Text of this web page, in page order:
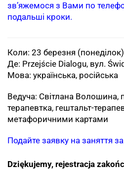
зв’яжемося з Вами по
подальші кроки.
Коли: 23 березня
Де: Przejście Dialogu, вул.
Мова: українська, російська
Ведуча: Світлана Волошина,
терапевтка, гештальт-
метафоричними картами
Подайте заявку на заняття
Dziękujemy, rejestracja